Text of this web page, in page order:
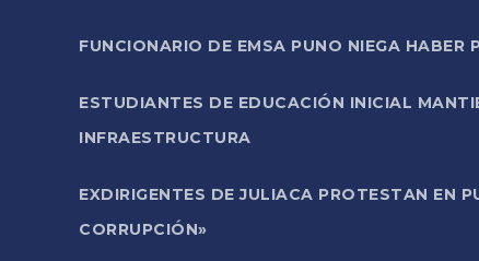
FUNCIONARIO DE EMSA PUNO NIEGA
ESTUDIANTES DE EDUCACIÓN INICIAL
INFRAESTRUCTURA
EXDIRIGENTES DE JULIACA PROTESTAN EN
CORRUPCIÓN»